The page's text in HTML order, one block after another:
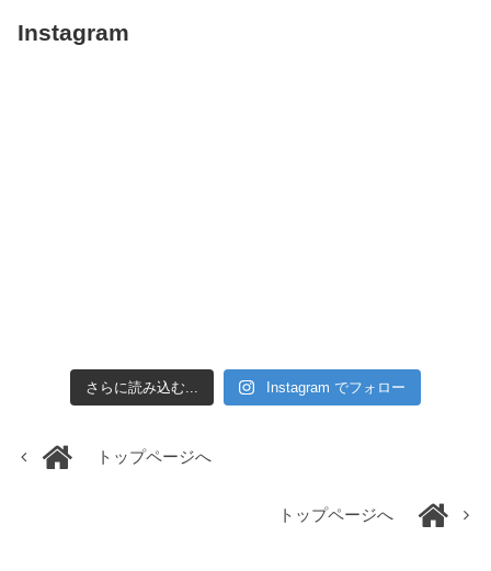
Instagram
さらに読み込む... Instagram でフォロー
トップページへ
トップページへ